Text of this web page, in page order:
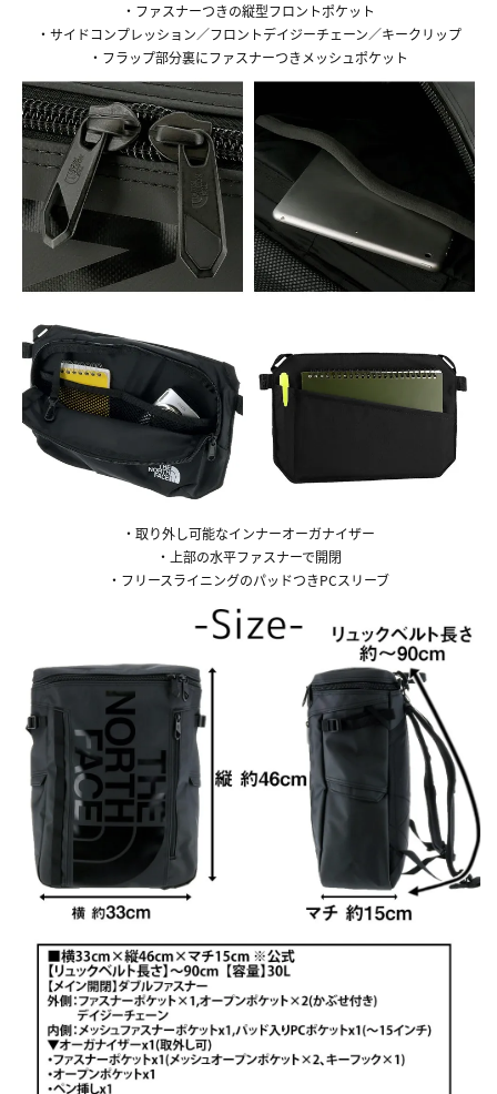
・ファスナーつきの縦型フロントポケット
・サイドコンプレッション／フロントデイジーチェーン／キークリップ
・フラップ部分裏にファスナーつきメッシュポケット
・取り外し可能なインナーオーガナイザー
・上部の水平ファスナーで開閉
・フリースライニングのパッドつきPCスリーブ